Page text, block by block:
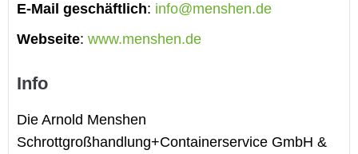
E-Mail geschäftlich: info@menshen.de
Webseite: www.menshen.de
Info
Die Arnold Menshen
Schrottgroßhandlung+Containerservice GmbH &